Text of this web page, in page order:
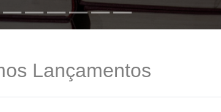
Lançamentos